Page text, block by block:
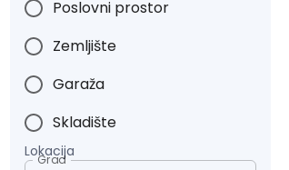
Poslovni prostor
Zemljište
Garaža
Skladište
Lokacija
Grad